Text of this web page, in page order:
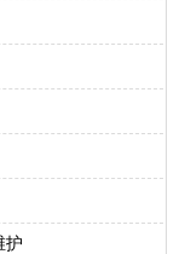
护